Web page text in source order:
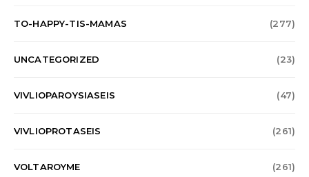
TO-HAPPY-TIS-MAMAS (277)
UNCATEGORIZED (23)
VIVLIOPAROYSIASEIS (47)
VIVLIOPROTASEIS (261)
VOLTAROYME (261)